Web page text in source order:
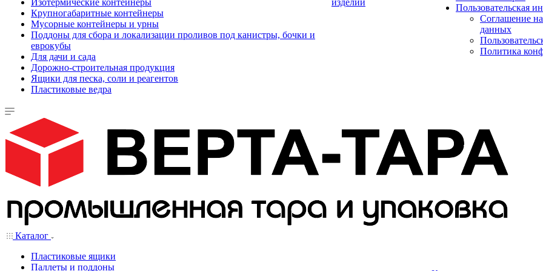
Изотермические контейнеры
Крупногабаритные контейнеры
Мусорные контейнеры и урны
Поддоны для сбора и локализации проливов под канистры, бочки и
еврокубы
Для дачи и сада
Дорожно-строительная продукция
Ящики для песка, соли и реагентов
Пластиковые ведра
изделий
Пользовательская
Соглашение
данных
Политика
Каталог
Пластиковые ящики
Паллеты и поддоны